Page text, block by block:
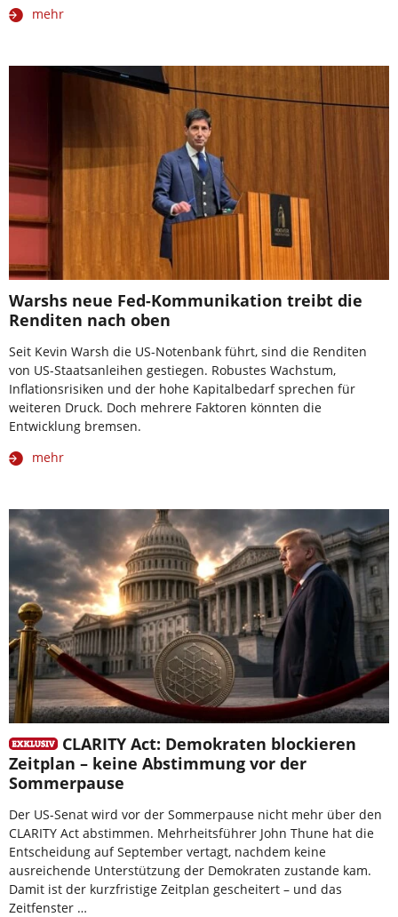
mehr
Warshs neue Fed-Kommunikation treibt die
Renditen nach oben
Seit Kevin Warsh die US-Notenbank führt, sind die Renditen
von US-Staatsanleihen gestiegen. Robustes Wachstum,
Inflationsrisiken und der hohe Kapitalbedarf sprechen für
weiteren Druck. Doch mehrere Faktoren könnten die
Entwicklung bremsen.
mehr
CLARITY Act: Demokraten blockieren
Zeitplan – keine Abstimmung vor der
Sommerpause
Der US-Senat wird vor der Sommerpause nicht mehr über den
CLARITY Act abstimmen. Mehrheitsführer John Thune hat die
Entscheidung auf September vertagt, nachdem keine
ausreichende Unterstützung der Demokraten zustande kam.
Damit ist der kurzfristige Zeitplan gescheitert – und das
Zeitfenster …